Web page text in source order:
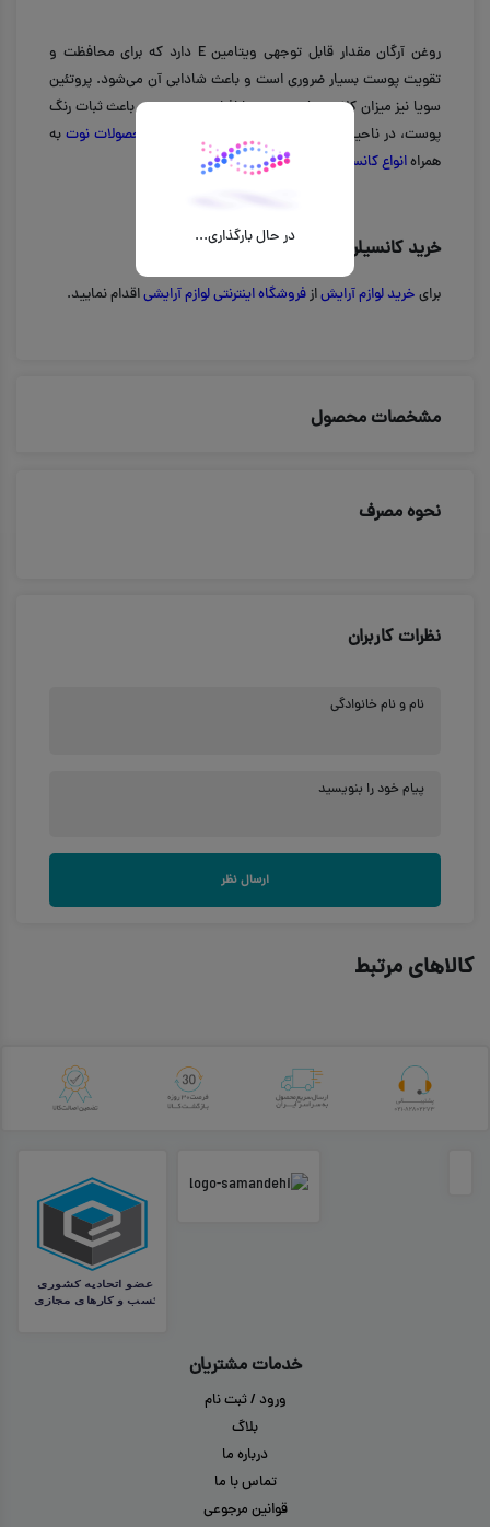
روغن آرگان مقدار قابل توجهی ویتامین E دارد که برای محافظت و
تقویت پوست بسیار ضروری است و باعث شادابی آن می‌شود. پروتئین
سویا نیز میزان کلاژن سازی پوست را افزایش می‌دهد و باعث ثبات رنگ
پوست، در ناحیه اطراف چشم می‌شود.برای مشاهده
محصولات نوت به
همراهانواع کانسیلر از سایت سرمه دیدن نمایید.
خرید ‫کانسیلر مایع نوت مدل Full Coverage
برای خرید لوازم آرایشازفروشگاه اینترنتی لوازم آرایشیاقدام نمایید.
مشخصات محصول
نحوه مصرف
نظرات کاربران
نام و نام خانوادگی
پیام خود را بنویسید
ارسال نظر
کالاهای مرتبط
خدمات مشتریان
ورود / ثبت نام
بلاگ
درباره ما
تماس با ما
قوانین مرجوعی
در حال بارگذاری...